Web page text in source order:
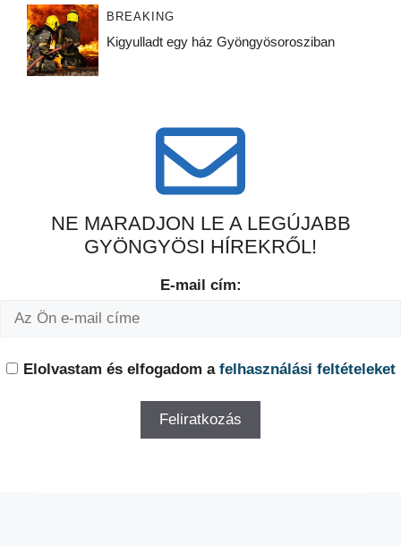
BREAKING
Kigyulladt egy ház Gyöngyösorosziban
NE MARADJON LE A LEGÚJABB
GYÖNGYÖSI HÍREKRŐL!
E-mail cím:
Elolvastam és elfogadom a felhasználási feltételeket